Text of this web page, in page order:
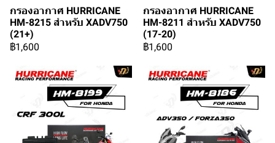
กรองอากาศ HURRICANE
HM-8215 สำหรับ XADV750
(21+)
฿1,600
กรองอากาศ HURRICANE
HM-8211 สำหรับ XADV750
(17-20)
฿1,600